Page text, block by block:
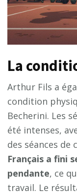
La
Arthur Fils a
condition
Becherini. Les
été intenses,
des séances de
Français a fini
pendante, ce
travail. Le